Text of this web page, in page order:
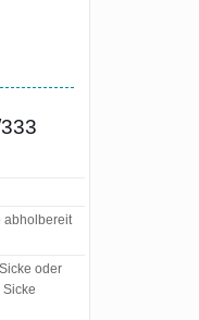
abholbereit
oder